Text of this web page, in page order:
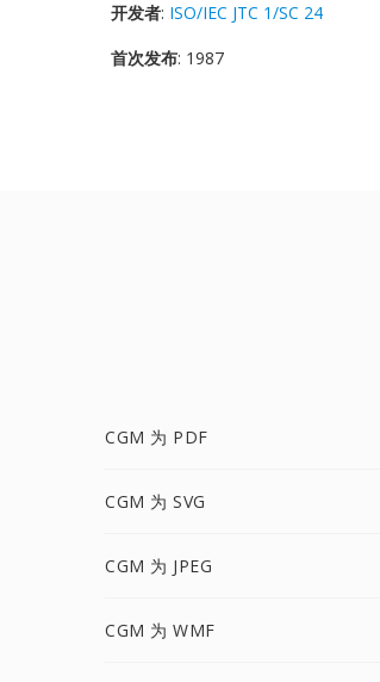
开发者: ISO/IEC JTC 1/SC 24
首次发布: 1987
CGM 为 PDF
CGM 为 SVG
CGM 为 JPEG
CGM 为 WMF